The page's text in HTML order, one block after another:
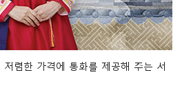
렴한 가격에 통화를 제공해 주는 서